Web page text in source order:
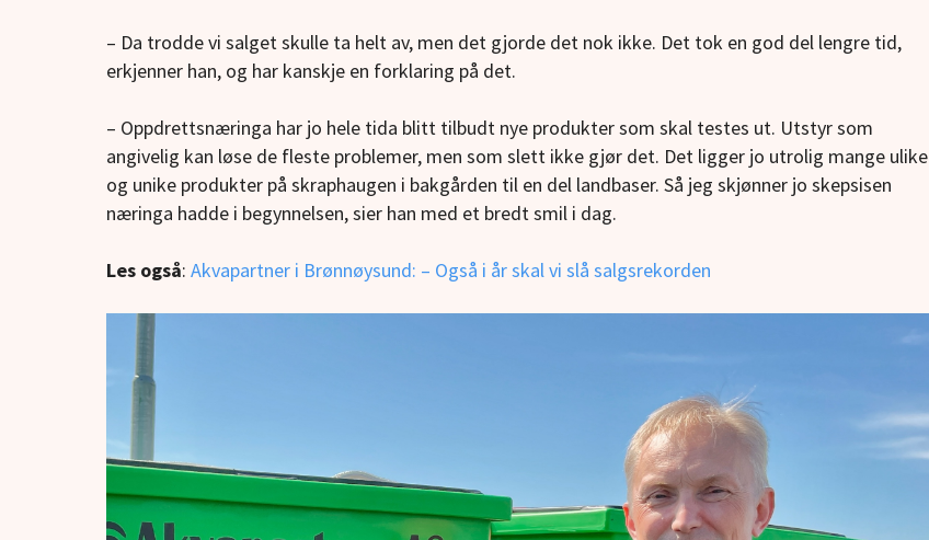
– Da trodde vi salget skulle ta helt av, men det gjorde det nok ikke. Det tok en god del lengre tid,
erkjenner han, og har kanskje en forklaring på det.
– Oppdrettsnæringa har jo hele tida blitt tilbudt nye produkter som skal testes ut. Utstyr som
angivelig kan løse de fleste problemer, men som slett ikke gjør det. Det ligger jo utrolig mange ulike
og unike produkter på skraphaugen i bakgården til en del landbaser. Så jeg skjønner jo skepsisen
næringa hadde i begynnelsen, sier han med et bredt smil i dag.
Les også: Akvapartner i Brønnøysund: – Også i år skal vi slå salgsrekorden